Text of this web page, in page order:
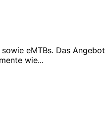
eMTBs. Das
wie...